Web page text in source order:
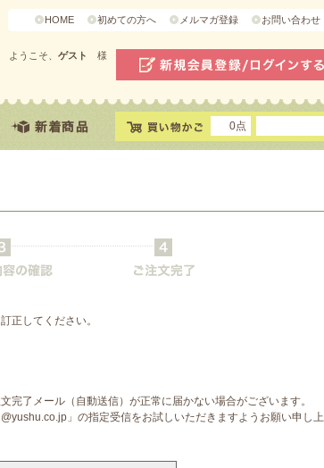
HOME 初めての方へ メルマガ登録 お問い合わせ
ようこそ、 ゲスト 様
0点
正してください。
了メール（自動送信）が正常に届かない場合がございます。
」の指定受信をお試しいただきますようお願い申し上